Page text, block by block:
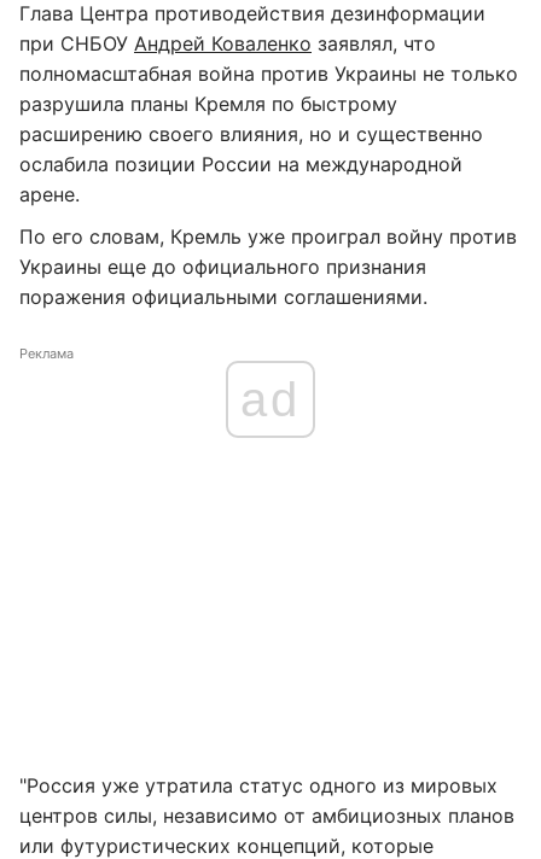
Глава Центра противодействия дезинформации
при СНБОУ Андрей Коваленко заявлял, что
полномасштабная война против Украины не только
разрушила планы Кремля по быстрому
расширению своего влияния, но и существенно
ослабила позиции России на международной
арене.
По его словам, Кремль уже проиграл войну против
Украины еще до официального признания
поражения официальными соглашениями.
Реклама
ad
"Россия уже утратила статус одного из мировых
центров силы, независимо от амбициозных планов
или футуристических концепций, которые